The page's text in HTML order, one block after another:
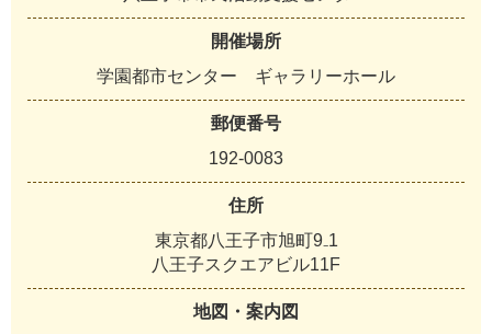
開催場所
学園都市センター ギャラリーホール
郵便番号
192-0083
住所
東京都八王子市旭町9₋1
八王子スクエアビル11F
地図・案内図